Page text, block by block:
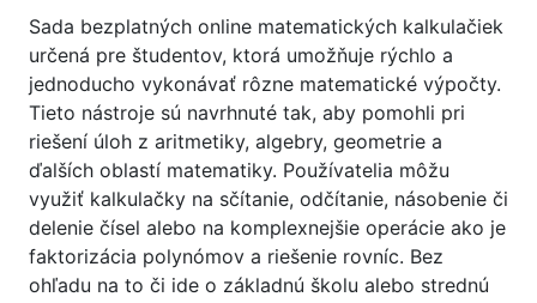
Sada bezplatných online matematických kalkulačiek
určená pre študentov, ktorá umožňuje rýchlo a
jednoducho vykonávať rôzne matematické výpočty.
Tieto nástroje sú navrhnuté tak, aby pomohli pri
riešení úloh z aritmetiky, algebry, geometrie a
ďalších oblastí matematiky. Používatelia môžu
využiť kalkulačky na sčítanie, odčítanie, násobenie či
delenie čísel alebo na komplexnejšie operácie ako je
faktorizácia polynómov a riešenie rovníc. Bez
ohľadu na to či ide o základnú školu alebo strednú